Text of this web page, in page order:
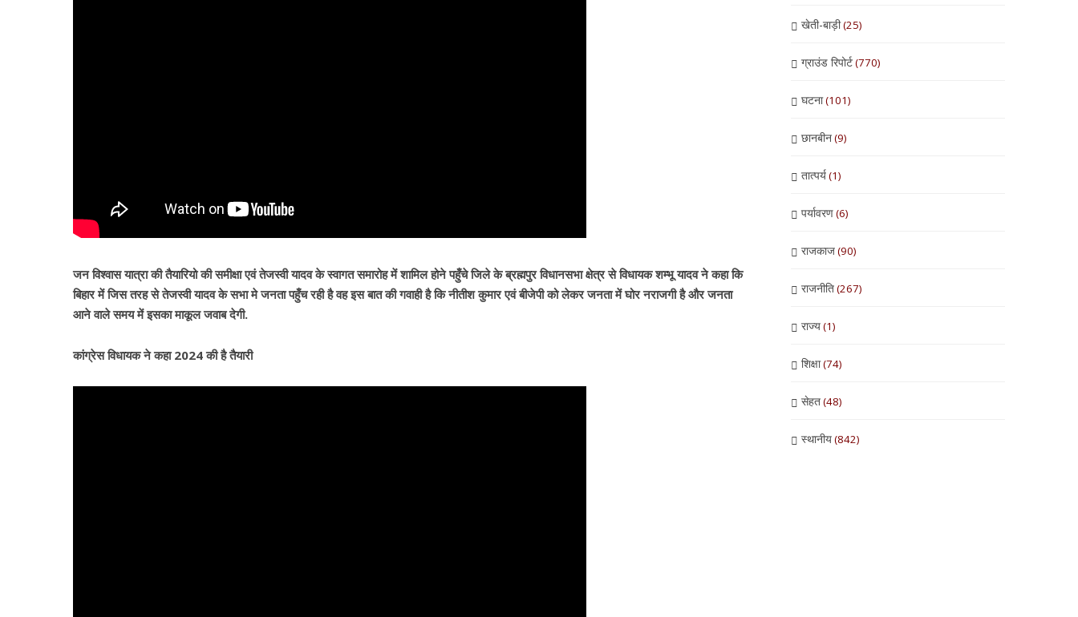
जन विश्वास यात्रा की तैयारियो की समीक्षा एवं तेजस्वी यादव के स्वागत समारोह में शामिल होने पहुँचे जिले के ब्रह्मपुर विधानसभा क्षेत्र से विधायक शम्भू यादव ने कहा कि
बिहार में जिस तरह से तेजस्वी यादव के सभा मे जनता पहुँच रही है वह इस बात की गवाही है कि नीतीश कुमार एवं बीजेपी को लेकर जनता में घोर नराजगी है और जनता
आने वाले समय में इसका माकूल जवाब देगी.
कांग्रेस विधायक ने कहा 2024 की है तैयारी
खेती-बाड़ी(25)
ग्राउंड रिपोर्ट(770)
घटना(101)
छानबीन(9)
तात्पर्य(1)
पर्यावरण(6)
राजकाज(90)
राजनीति(267)
राज्य(1)
शिक्षा(74)
सेहत(48)
स्थानीय(842)